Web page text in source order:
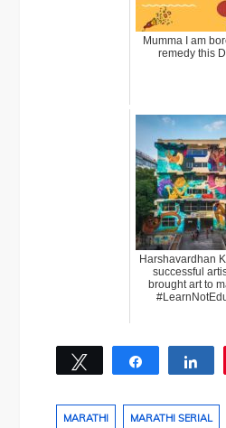
Mumma I am
remedy this
Harshavardhan
successful
brought art to
Tweet Share
MARATHI MARATHI SERIAL